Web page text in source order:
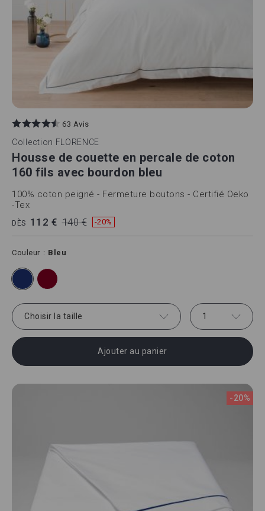
63 Avis
Collection FLORENCE
Housse de couette en percale de coton
160 fils avec bourdon bleu
100% coton peigné - Fermeture boutons - Certifié Oeko
-Tex
DÈS 112 € 140 € -20%
Couleur Bleu
Choisir la taille 1
Ajouter au panier
-20%